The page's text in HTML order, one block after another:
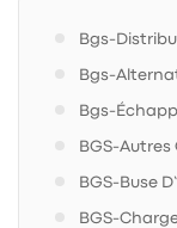
Bgs-
Bgs-
Bgs-
BGS-Autres
BGS-Buse
BGS-